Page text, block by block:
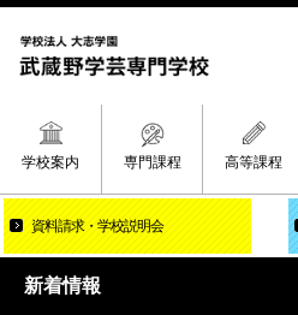
学校案内 専門課程 高等課程
資料請求 学校説明会
新着情報